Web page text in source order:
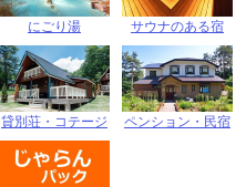
にごり湯 サウナのある宿
貸別荘・コテージ ペンション・民宿